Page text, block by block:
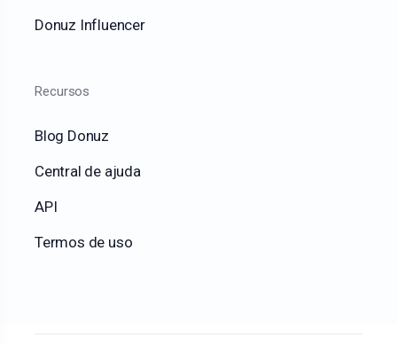
Donuz Influencer
Recursos
Blog Donuz
Central de ajuda
API
Termos de uso